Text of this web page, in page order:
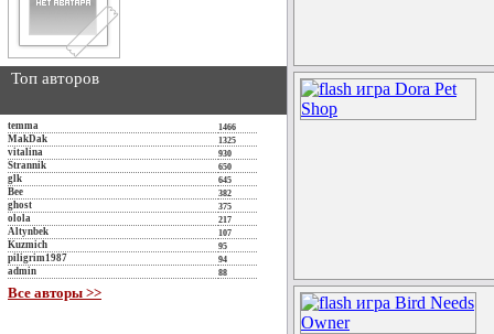
Топ авторов
temma 1466
MakDak 1325
vitalina 930
Strannik 650
glk 645
Bee 382
ghost 375
olola 217
Altynbek 107
Kuzmich 95
piligrim1987 94
admin 88
Все авторы >>